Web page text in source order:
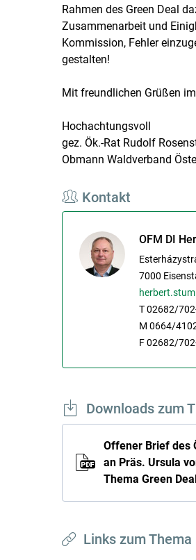
Rahmen des Green Deal
Zusammenarbeit und
Kommission, Fehler
gestalten!
Mit freundlichen Grüßen
Hochachtungsvoll
gez. Ök.-Rat Rudolf
Obmann Waldverband
Kontakt
OFM DI
7000
T 02682/
M 0664/
F 02682/
Downloads zum
Offener Brief des
an Präs. Ursula
Thema Green Deal
Links zum Thema